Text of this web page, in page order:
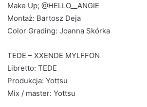
Make Up; @HELLO__ANGIE
Montaż: Bartosz Deja
Color Grading: Joanna Skórka
TEDE – XXENDE MYLFFON
Libretto: TEDE
Produkcja: Yottsu
Mix / master: Yottsu